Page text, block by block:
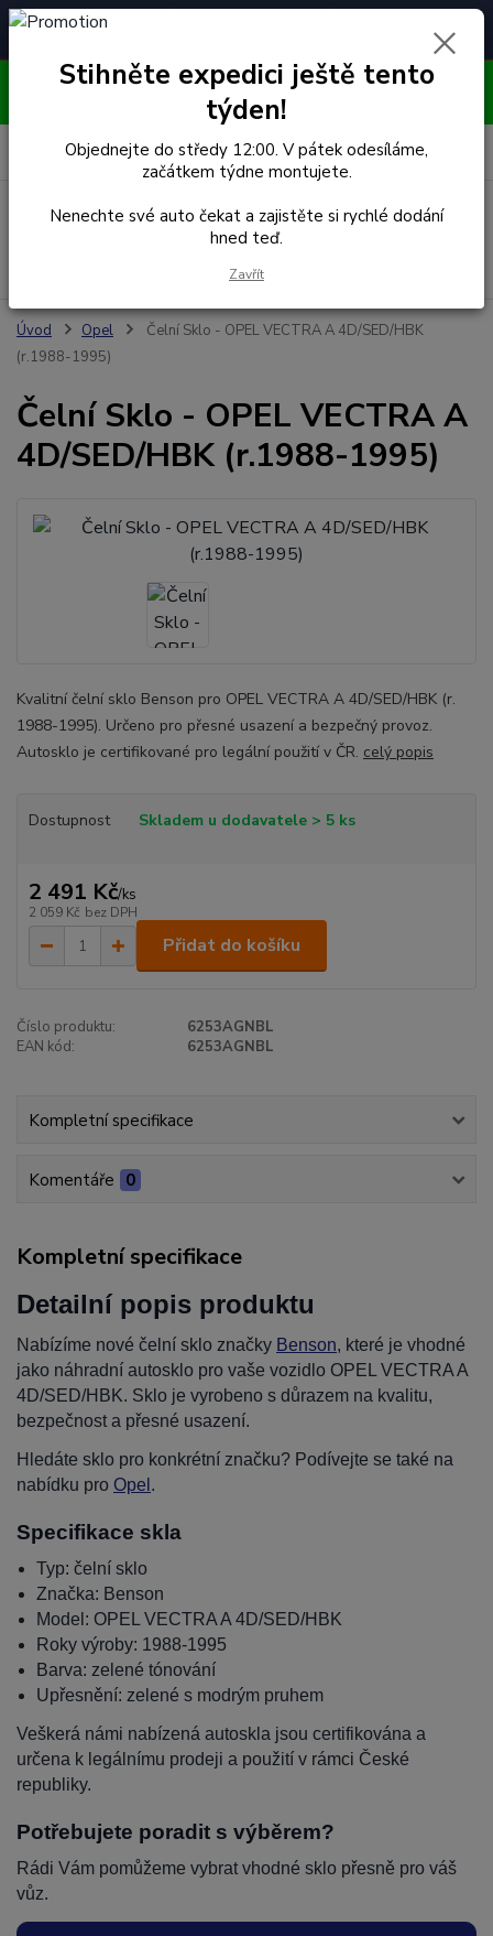
🚘
Čelní skla pro
4.7/5 (50 recenzí)
OBJEDNÁVEJTE DO STŘEDY 12:00 - KAŽDÝ PÁTEK
EXPEDUJEME!!
Menu
za0,00 Kč
Úvod Opel
Čelní Sklo - OPEL VECTRA A 4D/SED/HBK
(r.1988-1995)
Čelní Sklo - OPEL VECTRA A
4D/SED/HBK (r.1988-1995)
Kvalitní čelní sklo Benson pro OPEL VECTRA A 4D/SED/HBK (r.
1988-1995). Určeno pro přesné usazení a bezpečný provoz.
Autosklo je certifikované pro legální použití v ČR. celý popis
Dostupnost Skladem u dodavatele > 5 ks
2 491 Kč/ks
2 059 Kč bez DPH
Přidat do košíku
Číslo produktu:
6253AGNBL
EAN kód:
6253AGNBL
Kompletní specifikace
Komentáře 0
Kompletní specifikace
Detailní popis produktu
Nabízíme nové čelní sklo značky Benson, které je vhodné
jako náhradní autosklo pro vaše vozidlo OPEL VECTRA A
4D/SED/HBK. Sklo je vyrobeno s důrazem na kvalitu,
bezpečnost a přesné usazení.
Hledáte sklo pro konkrétní značku? Podívejte se také na
nabídku pro Opel .
Specifikace skla
Typ: čelní sklo
Značka: Benson
Model: OPEL VECTRA A 4D/SED/HBK
Roky výroby: 1988-1995
Barva: zelené tónování
Upřesnění: zelené s modrým pruhem
Veškerá námi nabízená autoskla jsou certifikována a
určena k legálnímu prodeji a použití v rámci České
republiky.
Potřebujete poradit s výběrem?
Rádi Vám pomůžeme vybrat vhodné sklo přesně pro váš
vůz.
Stihněte expedici ještě tento
týden!
Objednejte do středy 12:00. V pátek odesíláme,
začátkem týdne montujete.
Nenechte své auto čekat a zajistěte si rychlé dodání
hned teď.
Zavřít